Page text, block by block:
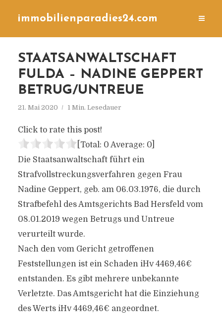
immobilienparadies24.com
STAATSANWALTSCHAFT
FULDA – NADINE GEPPERT
BETRUG/UNTREUE
21. Mai 2020 1 Min. Lesedauer
Click to rate this post!
[Total: 0 Average: 0]
Die Staatsanwaltschaft führt ein
Strafvollstreckungsverfahren gegen Frau
Nadine Geppert, geb. am 06.03.1976, die durch
Strafbefehl des Amtsgerichts Bad Hersfeld vom
08.01.2019 wegen Betrugs und Untreue
verurteilt wurde.
Nach den vom Gericht getroffenen
Feststellungen ist ein Schaden iHv 4469,46€
entstanden. Es gibt mehrere unbekannte
Verletzte. Das Amtsgericht hat die Einziehung
des Werts iHv 4469,46€ angeordnet.